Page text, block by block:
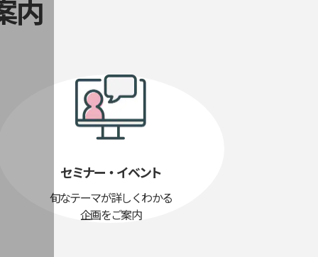
内
セミナー・イベント
旬なテーマが詳しくわかる
企画をご案内